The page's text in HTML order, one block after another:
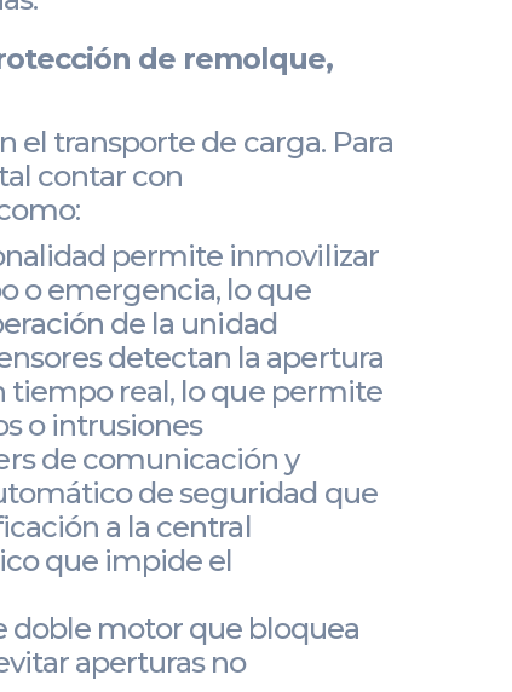
de remolque,
el transporte de carga. Para
contar con
permite inmovilizar
o emergencia, lo que
de la unidad
detectan la apertura
tiempo real, lo que permite
o intrusiones
de comunicación y
de seguridad que
a la central
que impide el
doble motor que bloquea
aperturas no